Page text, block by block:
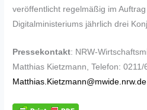
veröffentlicht regelmäßig im
Digitalministeriums jährlich drei
Pressekontakt: NRW-
Matthias Kietzmann, Telefon:
Matthias.Kietzmann@mwide.nrw.de